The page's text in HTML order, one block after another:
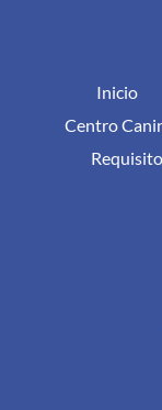
Inicio
Centro